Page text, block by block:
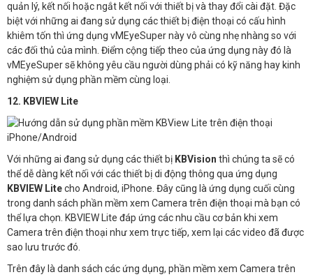
quản lý, kết nối hoặc ngắt kết nối với thiết bị và thay đổi cài đặt. Đặc
biệt với những ai đang sử dụng các thiết bị điện thoại có cấu hình
khiêm tốn thì ứng dụng vMEyeSuper này vô cùng nhẹ nhàng so với
các đối thủ của mình. Điểm cộng tiếp theo của ứng dụng này đó là
vMEyeSuper sẽ không yêu cầu người dùng phải có kỹ năng hay kinh
nghiệm sử dụng phần mềm cùng loại.
12. KBVIEW Lite
Với những ai đang sử dụng các thiết bị KBVision thì chúng ta sẽ có
thể dễ dàng kết nối với các thiết bị di động thông qua ứng dụng
KBVIEW Litecho Android, iPhone. Đây cũng là ứng dụng cuối cùng
trong danh sách phần mềm xem Camera trên điện thoại mà bạn có
thể lựa chọn. KBVIEW Lite đáp ứng các nhu cầu cơ bản khi xem
Camera trên điện thoại như xem trực tiếp, xem lại các video đã được
sao lưu trước đó.
Trên đây là danh sách các ứng dụng, phần mềm xem Camera trên